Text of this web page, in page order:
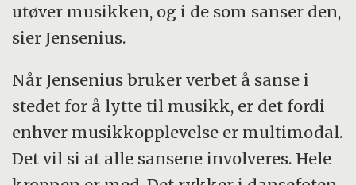
utøver musikken, og i de som sanser den,
sier Jensenius.
Når Jensenius bruker verbet å sanse i
stedet for å lytte til musikk, er det fordi
enhver musikkopplevelse er multimodal.
Det vil si at alle sansene involveres. Hele